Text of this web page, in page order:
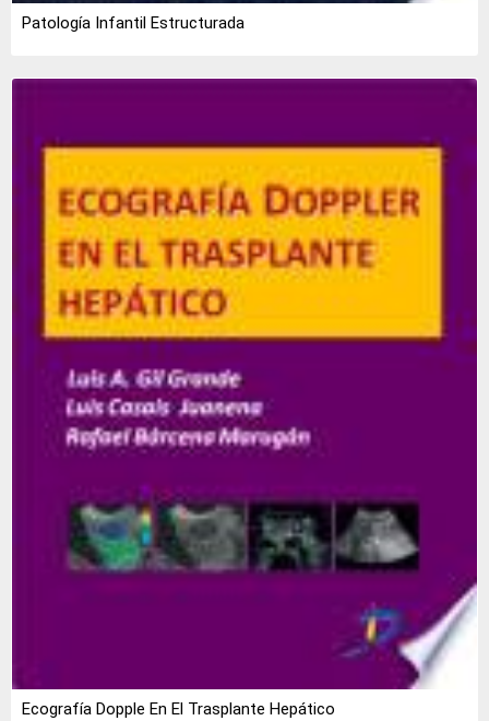
Patología Infantil Estructurada
Ecografía Dopple En El Trasplante Hepático